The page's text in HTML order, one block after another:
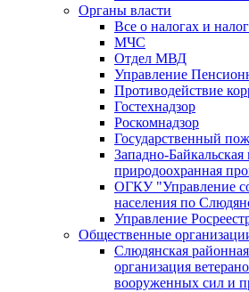
Органы власти
Все о налогах и
МЧС
Отдел МВД
Управление
Противодействие
Гостехнадзор
Роскомнадзор
Государственный
Западно-
природоохранная
ОГКУ "Управление
населения по
Управление
Общественные
Слюдянская
организация
вооруженных сил и